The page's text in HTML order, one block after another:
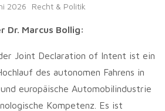
2026 Recht & Politik
Dr. Marcus Bollig:
Joint Declaration of Intent ist ein
des autonomen Fahrens in
europäische Automobilindustrie
Kompetenz. Es ist